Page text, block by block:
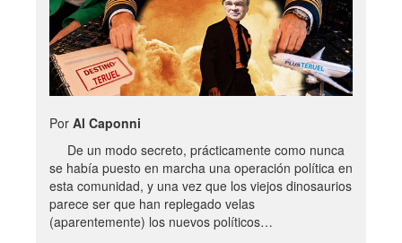
Por Al Caponni
De un modo secreto, prácticamente como nunca
se había puesto en marcha una operación política en
esta comunidad, y una vez que los viejos dinosaurios
parece ser que han replegado velas
(aparentemente) los nuevos políticos…